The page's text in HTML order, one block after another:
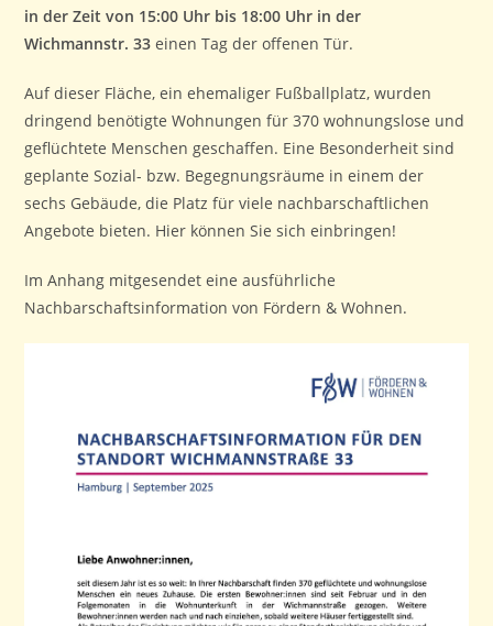
in der Zeit von 15:00 Uhr bis 18:00 Uhr in der
Wichmannstr. 33 einen Tag der offenen Tür.
Auf dieser Fläche, ein ehemaliger Fußballplatz, wurden
dringend benötigte Wohnungen für 370 wohnungslose und
geflüchtete Menschen geschaffen. Eine Besonderheit sind
geplante Sozial- bzw. Begegnungsräume in einem der
sechs Gebäude, die Platz für viele nachbarschaftlichen
Angebote bieten. Hier können Sie sich einbringen!
Im Anhang mitgesendet eine ausführliche
Nachbarschaftsinformation von Fördern & Wohnen.